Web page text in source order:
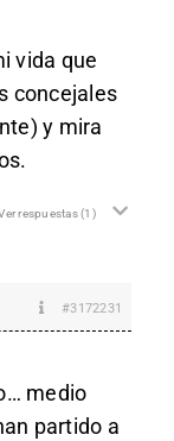
vida que
concejales
y mira
respuestas(1)
#3172231
medio
partido a